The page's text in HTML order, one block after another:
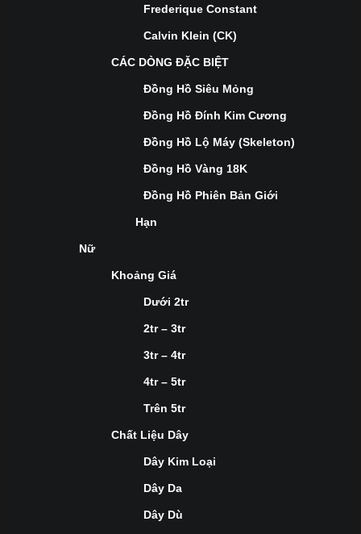
Frederique Constant
Calvin Klein (CK)
CÁC DÒNG ĐẶC BIỆT
Đồng Hồ Siêu Mỏng
Đồng Hồ Đính Kim Cương
Đồng Hồ Lộ Máy (Skeleton)
Đồng Hồ Vàng 18K
Đồng Hồ Phiên Bản Giới
Hạn
Nữ
Khoảng Giá
Dưới 2tr
2tr – 3tr
3tr – 4tr
4tr – 5tr
Trên 5tr
Chất Liệu Dây
Dây Kim Loại
Dây Da
Dây Dù